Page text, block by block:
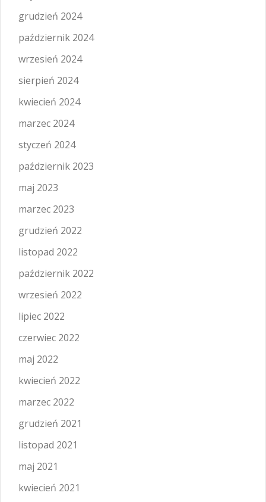
grudzień 2024
październik 2024
wrzesień 2024
sierpień 2024
kwiecień 2024
marzec 2024
styczeń 2024
październik 2023
maj 2023
marzec 2023
grudzień 2022
listopad 2022
październik 2022
wrzesień 2022
lipiec 2022
czerwiec 2022
maj 2022
kwiecień 2022
marzec 2022
grudzień 2021
listopad 2021
maj 2021
kwiecień 2021